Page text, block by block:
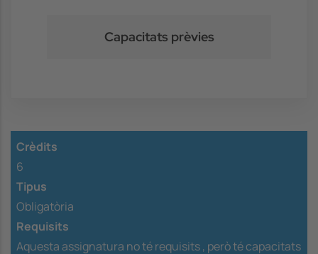
Capacitats prèvies
Crèdits
6
Tipus
Obligatòria
Requisits
Aquesta assignatura no té requisits , però té capacitats